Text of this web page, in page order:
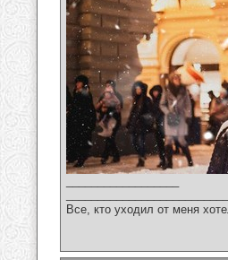
Все, кто уходил от меня